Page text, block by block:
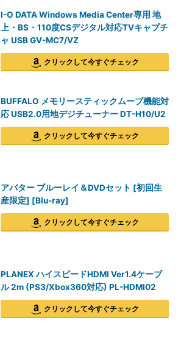
I-O DATA Windows Media Center専用 地
上・BS・110度CSデジタル対応TVキャプチ
ャ USB GV-MC7/VZ
クリックして今すぐチェック
BUFFALO メモリースティックムーブ機能対
応 USB2.0用地デジチューナー DT-H10/U2
クリックして今すぐチェック
アバター ブルーレイ＆DVDセット [初回生
産限定] [Blu-ray]
クリックして今すぐチェック
PLANEX ハイスピードHDMI Ver1.4ケーブ
ル 2m (PS3/Xbox360対応) PL-HDMI02
クリックして今すぐチェック